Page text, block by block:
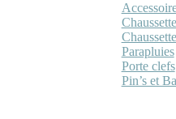
Parapluies
Porte clefs
Pin’s et